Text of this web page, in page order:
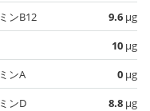
ンB12
9.6 µg
10 µg
ンA
0 µg
ンD
8.8 µg